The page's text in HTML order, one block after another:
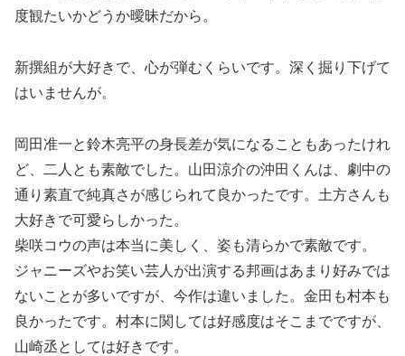
度観たいかどうか曖昧だから。
新撰組が大好きで、心が弾むくらいです。深く掘り下げて
はいませんが。
岡田准一と鈴木亮平の身長差が気になることもあったけれ
ど、二人とも素敵でした。山田涼介の沖田くんは、劇中の
通り素直で純真さが感じられて良かったです。土方さんも
大好きで可愛らしかった。
柴咲コウの声は本当に美しく、姿も清らかで素敵です。
ジャニーズやお笑い芸人が出演する邦画はあまり好みでは
ないことが多いですが、今作は違いました。金田も村本も
良かったです。村本に関しては好感度はそこまでですが、
山崎丞としては好きです。